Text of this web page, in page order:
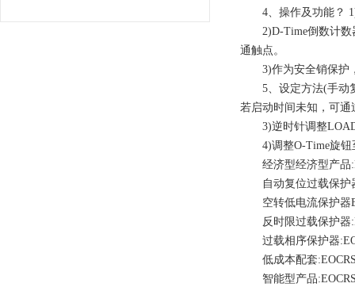
4、操作及功能？
2)D-Time倒数计数器
通触点。
3)作为安全销保护，
5、设定方法(手动复
若启动时间未知，可
3)逆时针调整LOAD
4)调整O-Time旋钮
经济型经济型产品
自动复位过载保护器
空转低电流保护器
反时限过载保护器
过载相序保护器
低成本配套
智能型产品